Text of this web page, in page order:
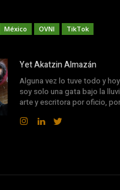
México OVNI TikTok
Yet Akatzin Almazán
Alguna vez lo tuve todo y
soy solo una gata bajo la
arte y escritora por oficio,